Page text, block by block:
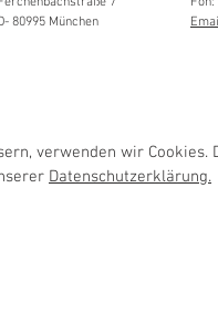
80995 München
verwenden wir
Datenschutzerklärung.